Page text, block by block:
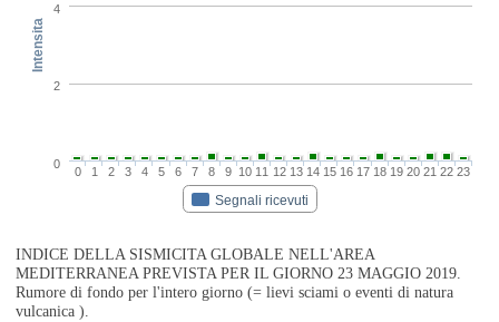
Intensita
Segnali ricevuti
0 1 2 3 4 5 6 7 8 9 10 11 12 13 14 15 16 17 18 19 20 21 22 23
0
2
4
INDICE DELLA SISMICITA GLOBALE NELL'AREA
MEDITERRANEA PREVISTA PER IL GIORNO 23 MAGGIO 2019.
Rumore di fondo per l'intero giorno (= lievi sciami o eventi di natura
vulcanica ).